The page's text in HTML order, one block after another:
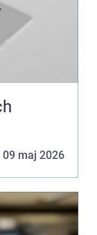
09 maj 2026